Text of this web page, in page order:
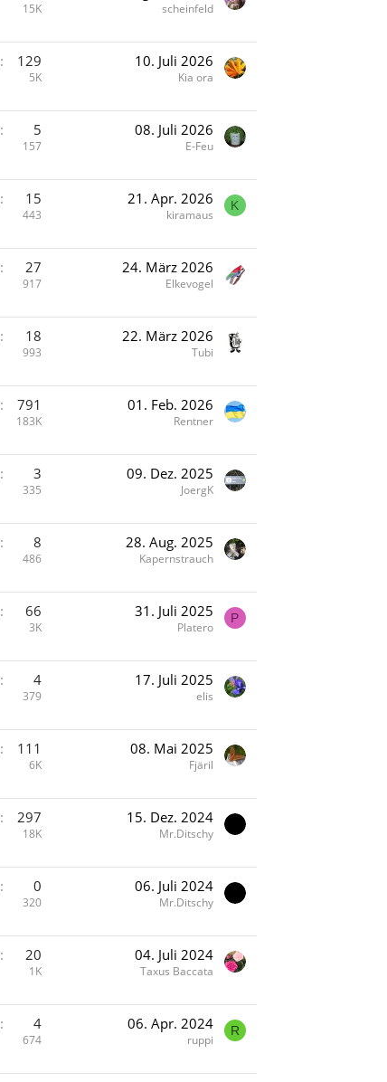
15K scheinfeld
129
5K
10. Juli 2026
Kia ora
5
157
08. Juli 2026
E-Feu
15
443
21. Apr. 2026
kiramaus
K
27
917
24. März 2026
Elkevogel
18
993
22. März 2026
Tubi
791
183K
01. Feb. 2026
Rentner
3
335
09. Dez. 2025
JoergK
8
486
28. Aug. 2025
Kapernstrauch
66
3K
31. Juli 2025
Platero
P
4
379
17. Juli 2025
elis
111
6K
08. Mai 2025
Fjäril
297
18K
15. Dez. 2024
Mr.Ditschy
0
320
06. Juli 2024
Mr.Ditschy
20
1K
04. Juli 2024
Taxus Baccata
4
674
06. Apr. 2024
ruppi
R